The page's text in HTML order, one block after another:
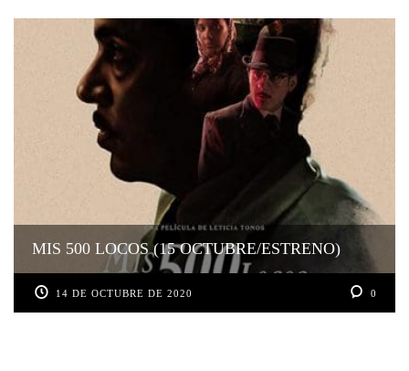
MIS 500 LOCOS (15 OCTUBRE/ESTRENO)
14 DE OCTUBRE DE 2020 0